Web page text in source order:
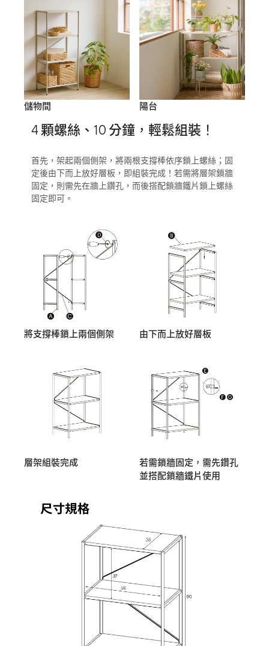
儲物間 陽台
4 顆螺絲、10 分鐘，輕鬆組裝！
首先，架起兩個側架，將兩根支撐棒依序鎖上螺絲；固
定後由下而上放好層板，即組裝完成！若需將層架鎖牆
固定，則需先在牆上鑽孔，而後搭配鎖牆鐵片鎖上螺絲
固定即可。
將支撐棒鎖上兩個側架 由下而上放好層板
層架組裝完成
若需鎖牆固定，需先鑽孔
並搭配鎖牆鐵片使用